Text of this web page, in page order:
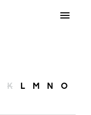
K L M N O